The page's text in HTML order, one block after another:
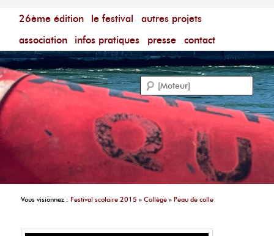
Menu principal
aller au contenu principal
aller au contenu secondaire
26ème édition le festival
autres projets
association
infos pratiques presse contact
Festival du Film Court Francophone – [Un poing c'est
Vous visionnez :Festival scolaire 2015 »Collège »Peau de colle